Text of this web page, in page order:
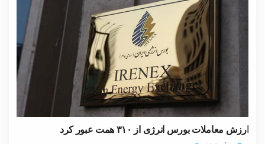
ارزش معاملات بورس انرژی از ۳۱۰ همت عبور کرد